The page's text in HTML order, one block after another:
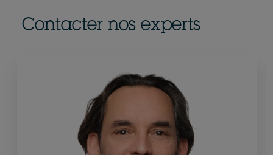
Contacter nos experts